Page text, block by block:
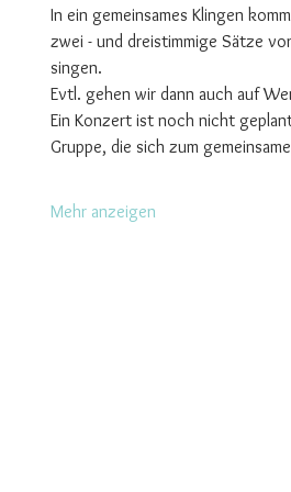
In ein gemeinsames Klingen
zwei - und dreistimmige Sätze
singen.
Evtl. gehen wir dann auch auf
Ein Konzert ist noch nicht
Gruppe, die sich zum
Mehr anzeigen